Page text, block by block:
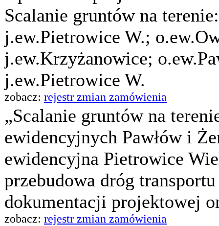
Scalanie gruntów na
j.ew.Pietrowice W.;
j.ew.Krzyżanowice;
j.ew.Pietrowice W.
zobacz: rejestr zmian zamówienia
„Scalanie gruntów na
ewidencyjnych Pawłów i
ewidencyjna Pietrowice
przebudowa dróg
dokumentacji projektowej
zobacz: rejestr zmian zamówienia